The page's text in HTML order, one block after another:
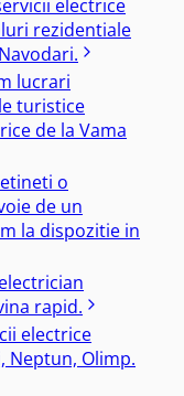
electrice
rezidentiale
lucrari
turistice
de la Vama
o
de un
la dispozitie in
rapid.
electrice
Neptun, Olimp.